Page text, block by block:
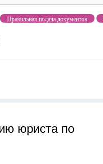
Правильная подача документов